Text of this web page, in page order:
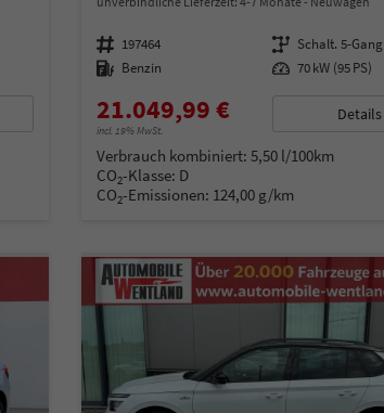
Fahrzeugnummer 197464 Getriebe Schalt. 5-Gang
Kraftstoff Benzin Leistung 70 kW (95 PS)
21.049,99 €
incl. 19% MwSt.
Details
Verbrauch kombiniert:5,50 l/100km
CO2-Klasse: D
CO2-Emissionen: 124,00 g/km